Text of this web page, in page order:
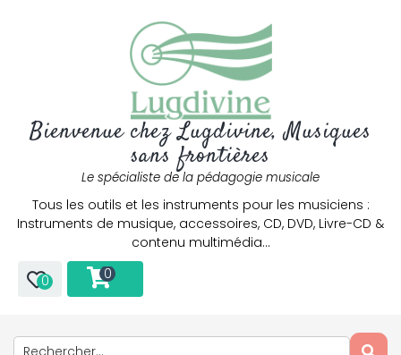
Bienvenue chez Lugdivine, Musiques
sans frontières
Le spécialiste de la pédagogie musicale
Tous les outils et les instruments pour les musiciens :
Instruments de musique, accessoires, CD, DVD, Livre-CD &
contenu multimédia…
0 0